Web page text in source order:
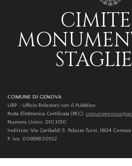
COMUNE DI GENOVA
URP - Ufficio Relazioni con il Pubblico
Posta Elettronica Certificata (PEC):
Numero Unico: 010.1010
Indirizzo: Via Garibaldi 9, Palazzo Tursi, 16124 Genova
P. Iva: 00856930102